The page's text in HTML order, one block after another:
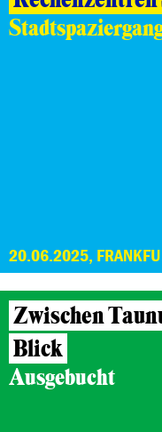
20.06.2025,
Zwischen
Blick
Ausgebucht